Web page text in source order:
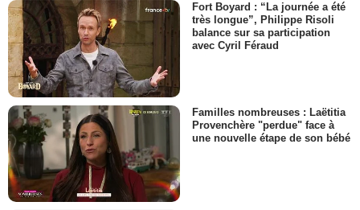
Fort Boyard : “La journée a été
très longue”, Philippe Risoli
balance sur sa participation
avec Cyril Féraud
Familles nombreuses : Laëtitia
Provenchère "perdue" face à
une nouvelle étape de son bébé